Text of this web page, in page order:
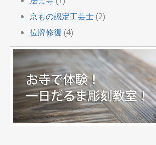
京もの認定工芸士(2)
位牌修復 (4)